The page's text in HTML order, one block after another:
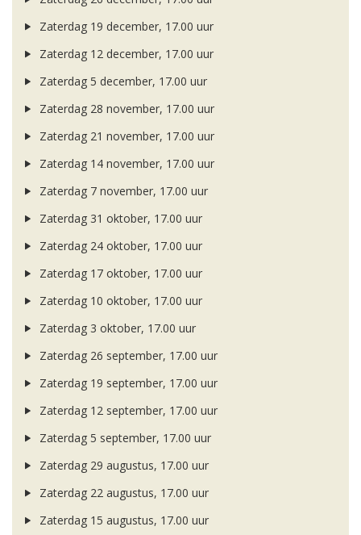
Zaterdag 19 december, 17.00 uur
Zaterdag 12 december, 17.00 uur
Zaterdag 5 december, 17.00 uur
Zaterdag 28 november, 17.00 uur
Zaterdag 21 november, 17.00 uur
Zaterdag 14 november, 17.00 uur
Zaterdag 7 november, 17.00 uur
Zaterdag 31 oktober, 17.00 uur
Zaterdag 24 oktober, 17.00 uur
Zaterdag 17 oktober, 17.00 uur
Zaterdag 10 oktober, 17.00 uur
Zaterdag 3 oktober, 17.00 uur
Zaterdag 26 september, 17.00 uur
Zaterdag 19 september, 17.00 uur
Zaterdag 12 september, 17.00 uur
Zaterdag 5 september, 17.00 uur
Zaterdag 29 augustus, 17.00 uur
Zaterdag 22 augustus, 17.00 uur
Zaterdag 15 augustus, 17.00 uur